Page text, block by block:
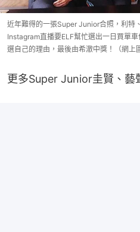
近年難得的一張Super Junior合照，利特
Instagram直播要ELF幫忙選出一日買單
選自己的理由，最後由希澈中獎！（網上
更多Super Junior圭賢、藝